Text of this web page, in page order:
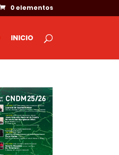
0 elementos
INICIO